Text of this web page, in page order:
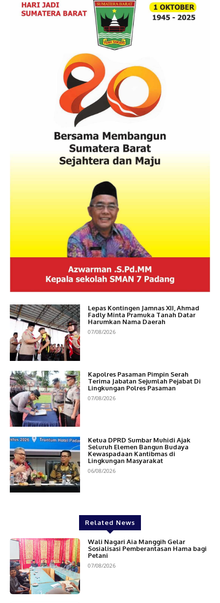
Lepas Kontingen Jamnas XII, Ahmad
Fadly Minta Pramuka Tanah Datar
Harumkan Nama Daerah
07/08/2026
Kapolres Pasaman Pimpin Serah
Terima Jabatan Sejumlah Pejabat Di
Lingkungan Polres Pasaman
07/08/2026
Ketua DPRD Sumbar Muhidi Ajak
Seluruh Elemen Bangun Budaya
Kewaspadaan Kantibmas di
Lingkungan Masyarakat
06/08/2026
Related News
Wali Nagari Aia Manggih Gelar
Sosialisasi Pemberantasan Hama bagi
Petani
07/08/2026